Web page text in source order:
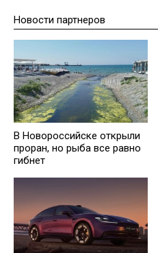
Новости партнеров
В Новороссийске открыли
проран, но рыба все равно
гибнет